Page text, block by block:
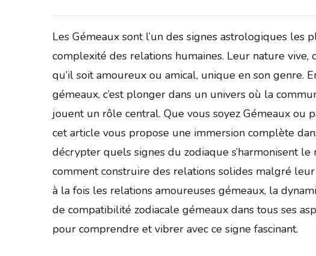
Les Gémeaux sont l’un des signes astrologiques les
complexité des relations humaines. Leur nature
qu’il soit amoureux ou amical, unique en son genre.
gémeaux, c’est plonger dans un univers où la
jouent un rôle central. Que vous soyez Gémeaux ou
cet article vous propose une immersion complète
décrypter quels signes du zodiaque s’harmonisent
comment construire des relations solides malgré leur
à la fois les relations amoureuses gémeaux, la
de compatibilité zodiacale gémeaux dans tous ses
pour comprendre et vibrer avec ce signe fascinant.